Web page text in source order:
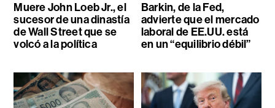
Muere John Loeb Jr., el
sucesor de una dinastía
de Wall Street que se
volcó a la política
Barkin, de la Fed,
advierte que el mercado
laboral de EE.UU. está
en un “equilibrio débil”